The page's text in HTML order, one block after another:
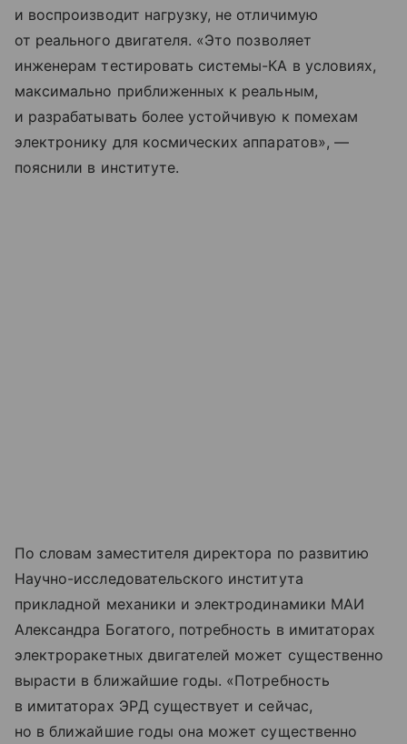
и воспроизводит нагрузку, не отличимую
от реального двигателя. «Это позволяет
инженерам тестировать системы-КА в условиях,
максимально приближенных к реальным,
и разрабатывать более устойчивую к помехам
электронику для космических аппаратов», —
пояснили в институте.
По словам заместителя директора по развитию
Научно-исследовательского института
прикладной механики и электродинамики МАИ
Александра Богатого, потребность в имитаторах
электроракетных двигателей может существенно
вырасти в ближайшие годы. «Потребность
в имитаторах ЭРД существует и сейчас,
но в ближайшие годы она может существенно